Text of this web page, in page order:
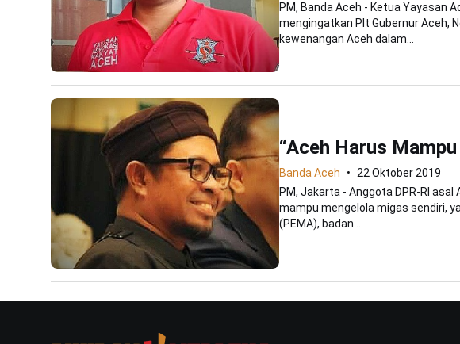
PM, Banda Aceh - Ketua Yayasan
mengingatkan Plt Gubernur Aceh,
kewenangan Aceh dalam...
“Aceh Harus
Banda Aceh
22 Oktober 2019
PM, Jakarta - Anggota DPR-RI
mampu mengelola migas sendiri,
(PEMA), badan...